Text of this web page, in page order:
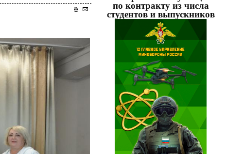
по контракту из числа
студентов и выпускников